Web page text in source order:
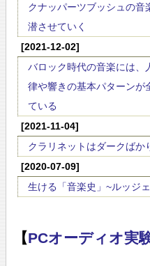
クナッパーツブッシュの音
潜させていく
[2021-12-02]
バロック時代の音楽には、
律や響きの基本パターンが
ている
[2021-11-04]
クラリネットはダークばか
[2020-07-09]
生ける「音楽史」~ルッジ
【PCオーディオ実